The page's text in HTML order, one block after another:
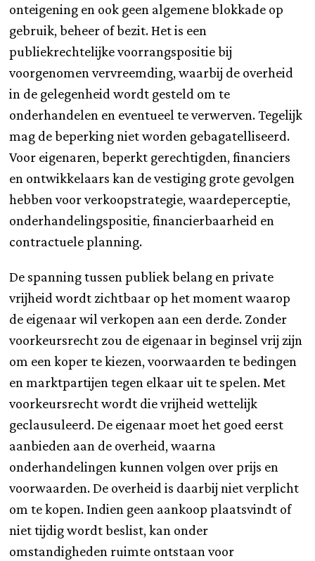
onteigening en ook geen algemene blokkade op
gebruik, beheer of bezit. Het is een
publiekrechtelijke voorrangspositie bij
voorgenomen vervreemding, waarbij de overheid
in de gelegenheid wordt gesteld om te
onderhandelen en eventueel te verwerven. Tegelijk
mag de beperking niet worden gebagatelliseerd.
Voor eigenaren, beperkt gerechtigden, financiers
en ontwikkelaars kan de vestiging grote gevolgen
hebben voor verkoopstrategie, waardeperceptie,
onderhandelingspositie, financierbaarheid en
contractuele planning.
De spanning tussen publiek belang en private
vrijheid wordt zichtbaar op het moment waarop
de eigenaar wil verkopen aan een derde. Zonder
voorkeursrecht zou de eigenaar in beginsel vrij zijn
om een koper te kiezen, voorwaarden te bedingen
en marktpartijen tegen elkaar uit te spelen. Met
voorkeursrecht wordt die vrijheid wettelijk
geclausuleerd. De eigenaar moet het goed eerst
aanbieden aan de overheid, waarna
onderhandelingen kunnen volgen over prijs en
voorwaarden. De overheid is daarbij niet verplicht
om te kopen. Indien geen aankoop plaatsvindt of
niet tijdig wordt beslist, kan onder
omstandigheden ruimte ontstaan voor